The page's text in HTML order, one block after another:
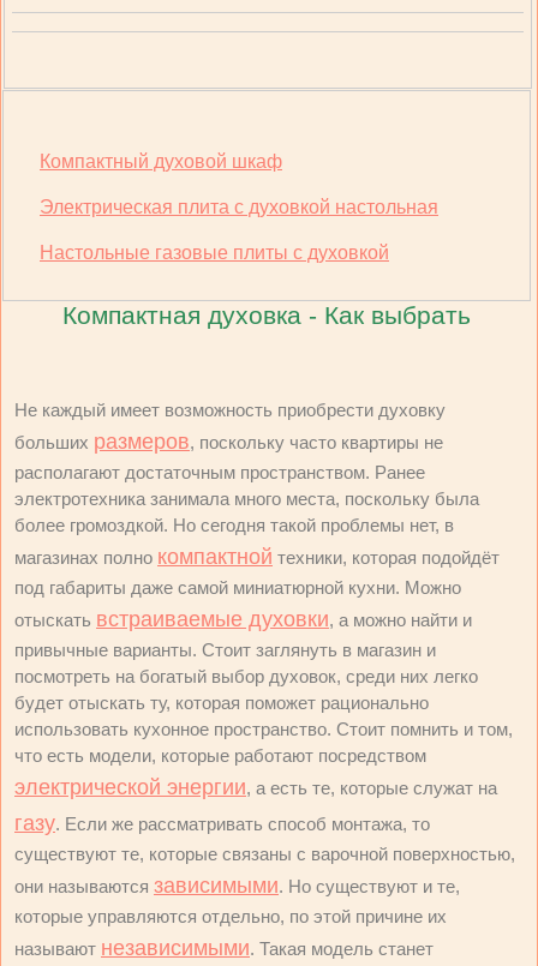
Компактный духовой шкаф
Электрическая плита с духовкой настольная
Настольные газовые плиты с духовкой
Компактная духовка - Как выбрать
Не каждый имеет возможность приобрести духовку
больших размеров, поскольку часто квартиры не
располагают достаточным пространством. Ранее
электротехника занимала много места, поскольку была
более громоздкой. Но сегодня такой проблемы нет, в
магазинах полно компактной техники, которая подойдёт
под габариты даже самой миниатюрной кухни. Можно
отыскать встраиваемые духовки, а можно найти и
привычные варианты. Стоит заглянуть в магазин и
посмотреть на богатый выбор духовок, среди них легко
будет отыскать ту, которая поможет рационально
использовать кухонное пространство. Стоит помнить и том,
что есть модели, которые работают посредством
электрической энергии, а есть те, которые служат на
газу. Если же рассматривать способ монтажа, то
существуют те, которые связаны с варочной поверхностью,
они называются зависимыми. Но существуют и те,
которые управляются отдельно, по этой причине их
называют независимыми. Такая модель станет